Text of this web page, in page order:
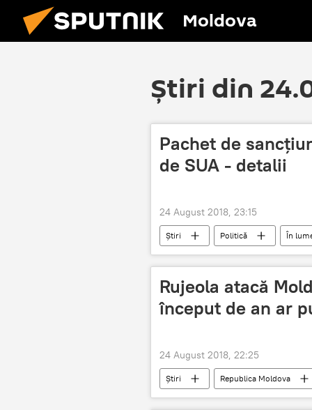
Moldova
Știri din
Pachet de
de SUA - detalii
24 August 2018, 23:15
Știri Politică În
Rujeola atacă
început de an ar
24 August 2018, 22:25
Știri Republica Moldova
atacă
festivitati